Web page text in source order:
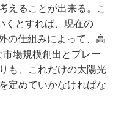
えることが出来る。こ
くとすれば、現在の
の仕組みによって、高
場規模創出とプレー
も、これだけの太陽光
定めていかなければな